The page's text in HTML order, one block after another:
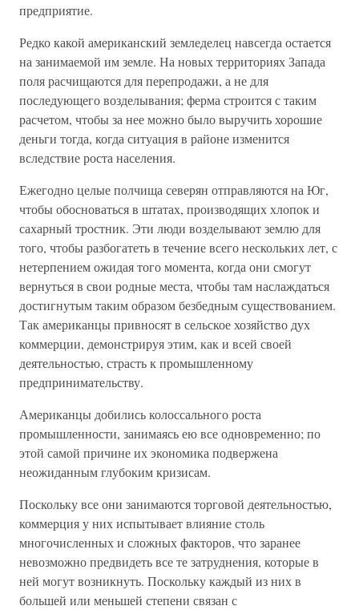
предприятие.
Редко какой американский земледелец навсегда остается
на занимаемой им земле. На новых территориях Запада
поля расчищаются для перепродажи, а не для
последующего возделывания; ферма строится с таким
расчетом, чтобы за нее можно было выручить хорошие
деньги тогда, когда ситуация в районе изменится
вследствие роста населения.
Ежегодно целые полчища северян отправляются на Юг,
чтобы обосноваться в штатах, производящих хлопок и
сахарный тростник. Эти люди возделывают землю для
того, чтобы разбогатеть в течение всего нескольких лет, с
нетерпением ожидая того момента, когда они смогут
вернуться в свои родные места, чтобы там наслаждаться
достигнутым таким образом безбедным существованием.
Так американцы привносят в сельское хозяйство дух
коммерции, демонстрируя этим, как и всей своей
деятельностью, страсть к промышленному
предпринимательству.
Американцы добились колоссального роста
промышленности, занимаясь ею все одновременно; по
этой самой причине их экономика подвержена
неожиданным глубоким кризисам.
Поскольку все они занимаются торговой деятельностью,
коммерция у них испытывает влияние столь
многочисленных и сложных факторов, что заранее
невозможно предвидеть все те затруднения, которые в
ней могут возникнуть. Поскольку каждый из них в
большей или меньшей степени связан с